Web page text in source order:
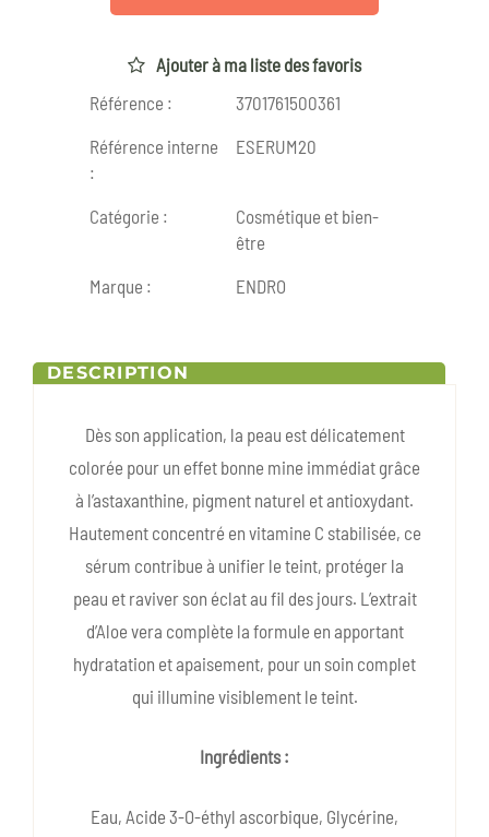
Ajouter à ma liste des favoris
Référence :
3701761500361
Référence interne
:
ESERUM20
Catégorie :
Cosmétique et bien-
être
Marque :
ENDRO
DESCRIPTION
Dès son application, la peau est délicatement
colorée pour un effet bonne mine immédiat grâce
à l’astaxanthine, pigment naturel et antioxydant.
Hautement concentré en vitamine C stabilisée, ce
sérum contribue à unifier le teint, protéger la
peau et raviver son éclat au fil des jours. L’extrait
d’Aloe vera complète la formule en apportant
hydratation et apaisement, pour un soin complet
qui illumine visiblement le teint.
Ingrédients :
Eau, Acide 3-O-éthyl ascorbique, Glycérine,